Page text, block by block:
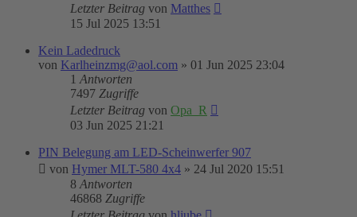
Letzter Beitrag von Matthes
15 Jul 2025 13:51
Kein Ladedruck
von Karlheinzmg@aol.com » 01 Jun 2025 23:04
1 Antworten
7497 Zugriffe
Letzter Beitrag von Opa_R
03 Jun 2025 21:21
PIN Belegung am LED-Scheinwerfer 907
von Hymer MLT-580 4x4 » 24 Jul 2020 15:51
8 Antworten
46868 Zugriffe